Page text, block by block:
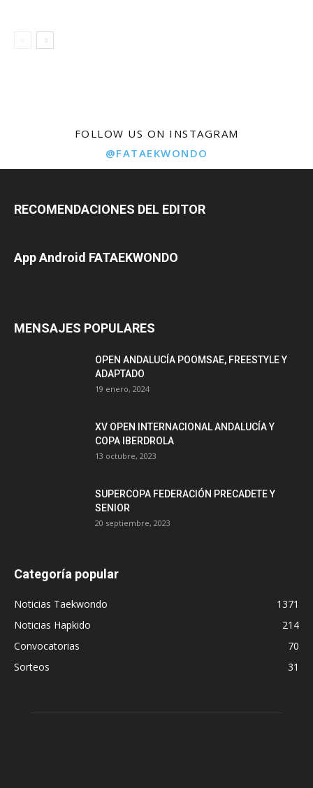
FOLLOW US ON INSTAGRAM
@FATAEKWONDO
RECOMENDACIONES DEL EDITOR
App Android FATAEKWONDO
MENSAJES POPULARES
OPEN ANDALUCÍA POOMSAE, FREESTYLE Y
ADAPTADO
19 enero, 2024
XV OPEN INTERNACIONAL ANDALUCÍA Y
COPA IBERDROLA
13 octubre, 2023
SUPERCOPA FEDERACIÓN PRECADETE Y
SENIOR
20 septiembre, 2023
Categoría popular
Noticias Taekwondo
1371
Noticias Hapkido
214
Convocatorias
70
Sorteos
31